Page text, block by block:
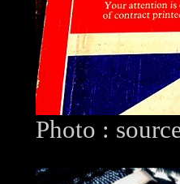
Photo :